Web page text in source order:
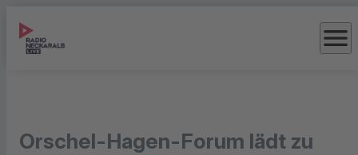
menu
Orschel-Hagen-Forum lädt zu